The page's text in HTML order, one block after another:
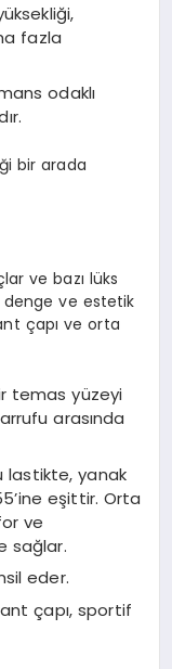
fazla
odaklı
bir arada
ve bazı lüks
denge ve estetik
çapı ve orta
temas yüzeyi
arasında
lastikte, yanak
eşittir. Orta
ve
sağlar.
eder.
çapı, sportif